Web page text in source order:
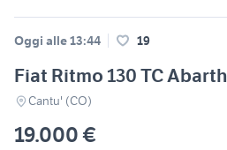
Oggi alle 13:44 19
Fiat Ritmo 130 TC Abarth
Cantu' (CO)
19.000 €